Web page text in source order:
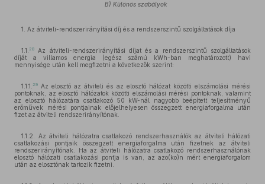
B) Különös szabályok
1. Az átviteli-rendszerirányítási díj és a rendszerszintű szolgáltatások díja
1.1. 28
Az átviteli-rendszerirányítási díjat és a rendszerszintű szolgáltatások
díját a villamos energia (egész számú kWh-ban meghatározott) havi
mennyisége után kell megfizetni a következők szerint:
1.1.1. 29 Az elosztó az átviteli és az elosztó hálózat közötti elszámolási mérési
pontoknak, az elosztó hálózatok közötti elszámolási mérési pontoknak, valamint
az elosztó hálózatára csatlakozó 50 kW-nál nagyobb beépített teljesítményű
erőművek mérési pontjainak előjelhelyesen összegzett energiaforgalma után
fizet az átviteli rendszerirányítónak.
1.1.2. Az átviteli hálózatra csatlakozó rendszerhasználók az átviteli hálózati
csatlakozási pontjaik összegzett energiaforgalma után fizetnek az átviteli
rendszerirányítónak. Ha az átviteli hálózatra csatlakozó rendszerhasználónak
elosztó hálózati csatlakozási pontja is van, az azo(ko)n mért energiaforgalom
után az elosztónak tartozik fizetni.